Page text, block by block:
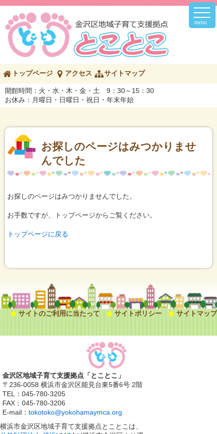
メ
メ
の
ペ
ー
ジ
容
トップページ アクセス サイトマップ
開館時間：火・水・木・金・土 9：30～15：30
お休み：月曜日・日曜日・祝日・年末年始
お探しのページはみつかりませ
んでした
お探しのページはみつかりませんでした。
お手数ですが、トップページからご覧ください。
トップページに戻る
サイトのご利用に当たって サイトポリシー サイトマップ
金沢区地域子育て支援拠点「とことこ」
〒236-0058 横浜市金沢区能見台東5番6号 2階
TEL：045-780-3205
FAX：045-780-3206
E-mail： tokotoko@yokohamaymca.org
横浜市金沢区地域子育て支援拠点とことこは、